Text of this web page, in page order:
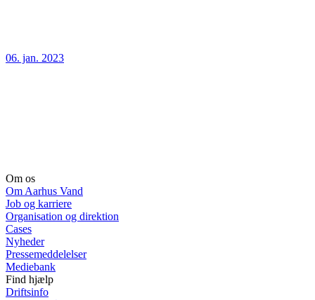
06. jan. 2023
Om os
Om Aarhus Vand
Job og karriere
Organisation og direktion
Cases
Nyheder
Pressemeddelelser
Mediebank
Find hjælp
Driftsinfo